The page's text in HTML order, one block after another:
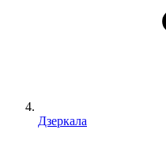
Дзеркала